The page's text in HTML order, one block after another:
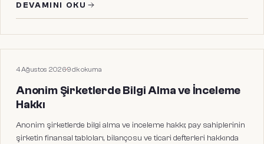
DEVAMINI OKU
HUKUKI MAKALELER
4 Ağustos 2026·9dk okuma
Anonim Şirketlerde Bilgi Alma ve İnceleme
Hakkı
Anonim şirketlerde bilgi alma ve inceleme hakkı; pay sahiplerinin
şirketin finansal tabloları, bilançosu ve ticari defterleri hakkında